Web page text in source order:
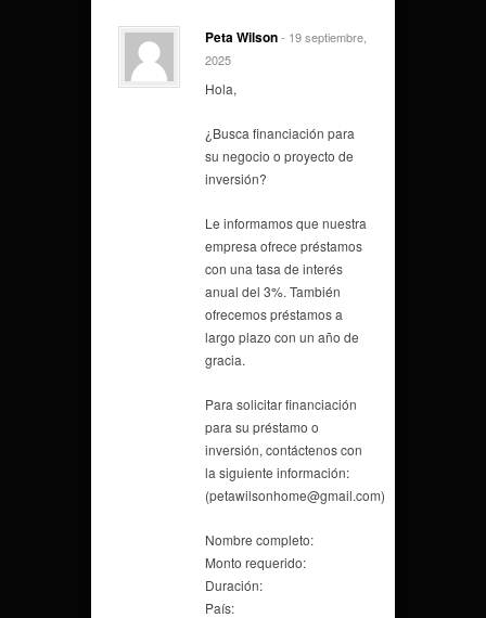
Peta Wilson- 19 septiembre,
2025
Hola,
¿Busca financiación para
su negocio o proyecto de
inversión?
Le informamos que nuestra
empresa ofrece préstamos
con una tasa de interés
anual del 3%. También
ofrecemos préstamos a
largo plazo con un año de
gracia.
Para solicitar financiación
para su préstamo o
inversión, contáctenos con
la siguiente información:
(petawilsonhome@gmail.com)
Nombre completo:
Monto requerido:
Duración:
País: